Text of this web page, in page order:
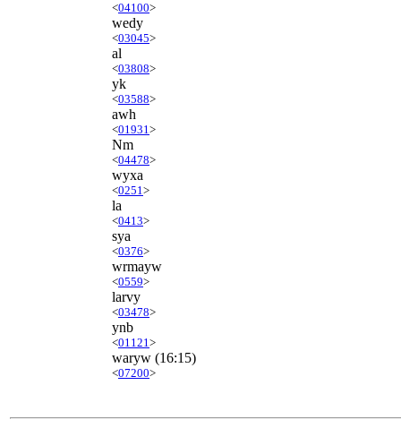
<04100>
wedy
<03045>
al
<03808>
yk
<03588>
awh
<01931 >
Nm
<04478>
wyxa
<0251 >
la
<0413>
sya
<0376>
wrmayw
<0559>
larvy
<03478>
ynb
<01121 >
waryw (16:15)
<07200>